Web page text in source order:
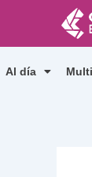
contenido
Al día